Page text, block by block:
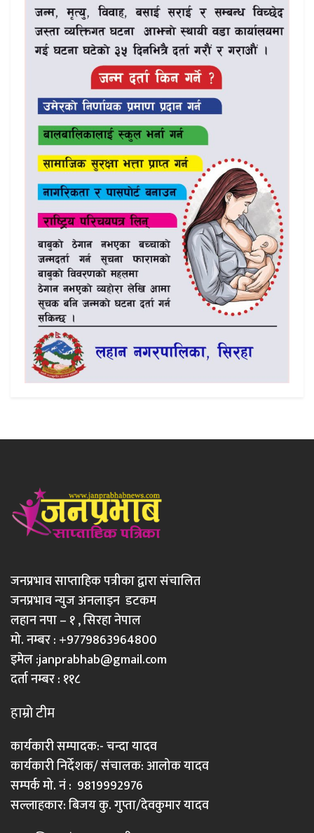
जनप्रभाव साप्ताहिक पत्रीका द्वारा संचालित
जनप्रभाव न्युज अनलाइन डटकम
लहान नपा – १ , सिरहा नेपाल
मो. नम्बर : +9779863964800
इमेल :janprabhab@gmail.com
दर्ता नम्बर : ११८
हाम्रो टीम
कार्यकारी सम्पादक:- चन्दा यादव
कार्यकारी निर्देशक/ संचालक: आलोक यादव
सम्पर्क मो. नं : 9819992976
सल्लाहकार: बिजय कु. गुप्ता/देवकुमार यादव